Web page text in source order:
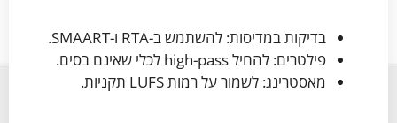
בדיקות במדיסות: להשתמש ב-RTA ו-SMAART.
פילטרים: להחיל high-pass לכלי שאינם בסים.
מאסטרינג: לשמור על רמות LUFS תקניות.